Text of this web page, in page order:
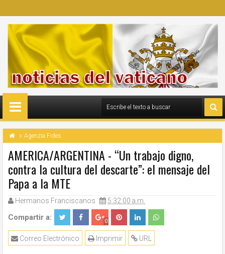
Agenzia Fides
AMERICA/ARGENTINA - “Un trabajo digno,
contra la cultura del descarte”: el mensaje del
Papa a la MTE
Hermanos Franciscanos 5:32:00 a.m.
Compartir a: 0
URL
Imprimir
Correo Electrónico